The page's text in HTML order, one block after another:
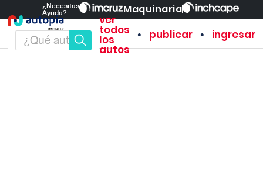
¿Necesitas
Ayuda?
Maquinaria
ver
todos
los
autos
• publicar • ingresar